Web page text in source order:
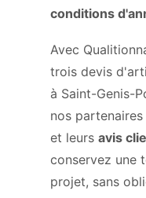
conditions
Avec
trois devis
à Saint-Genis-
nos
et leurs avis
conservez une
projet, sans